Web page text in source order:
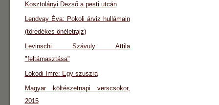
Kosztolányi Dezső a pesti utcán
Lendvay Éva: Pokoli árviz hullámain
(töredékes önéletrajz)
Levinschi Szávuly Attila
"feltámasztása"
Lokodi Imre: Egy szuszra
Magyar költészetnapi verscsokor,
2015